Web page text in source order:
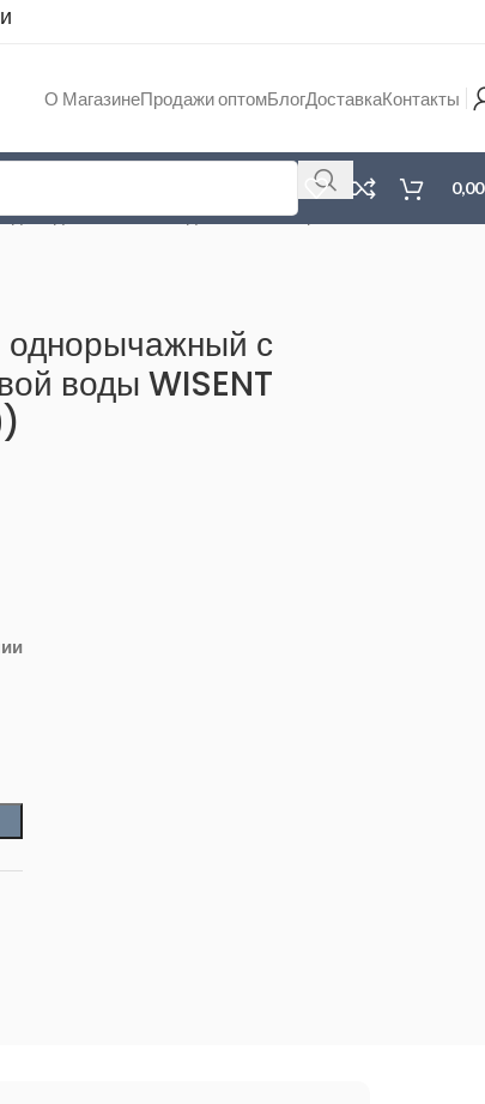
О МагазинеПродажи оптомБлогДоставкаКонтакты
для питьевой воды WISENT серый
однорычажный с
воды WISENT